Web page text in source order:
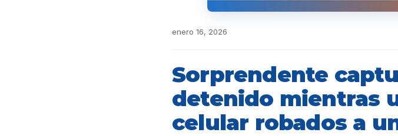
enero 16, 2026
Sorprendente
detenido mientras
celular robados a